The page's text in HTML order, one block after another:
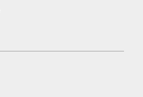
Ústecký 43001